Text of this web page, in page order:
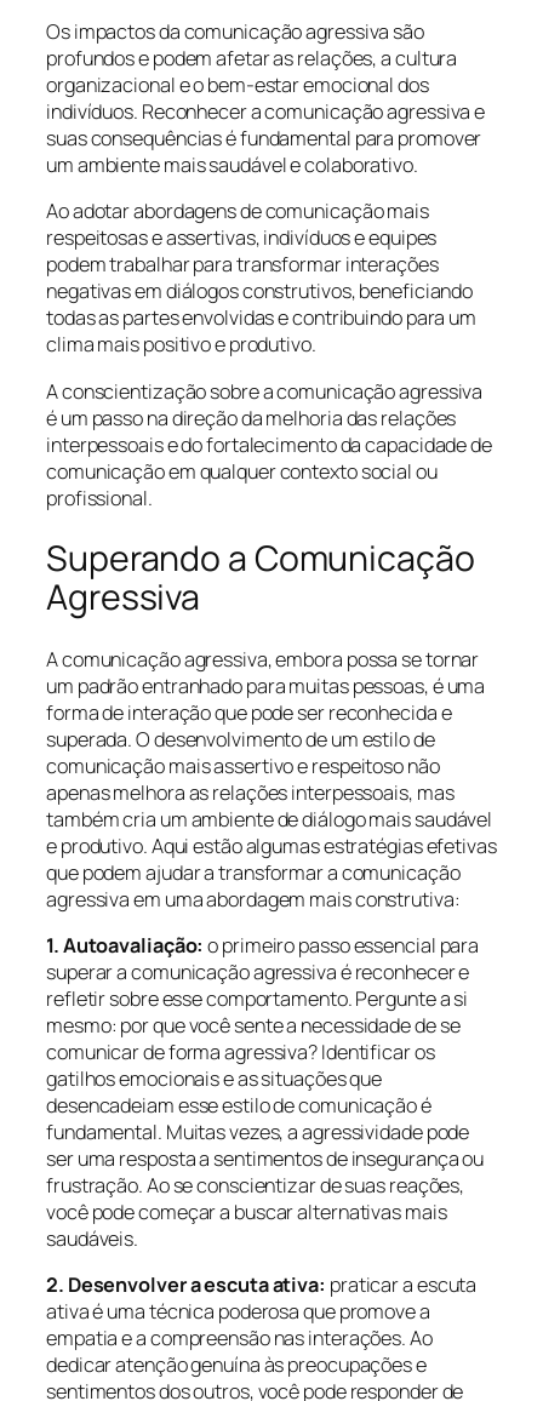
Os impactos da comunicação agressiva são
profundos e podem afetar as relações, a cultura
organizacional e o bem-estar emocional dos
indivíduos. Reconhecer a comunicação agressiva e
suas consequências é fundamental para promover
um ambiente mais saudável e colaborativo.
Ao adotar abordagens de comunicação mais
respeitosas e assertivas, indivíduos e equipes
podem trabalhar para transformar interações
negativas em diálogos construtivos, beneficiando
todas as partes envolvidas e contribuindo para um
clima mais positivo e produtivo.
A conscientização sobre a comunicação agressiva
é um passo na direção da melhoria das relações
interpessoais e do fortalecimento da capacidade de
comunicação em qualquer contexto social ou
profissional.
Superando a Comunicação
Agressiva
A comunicação agressiva, embora possa se tornar
um padrão entranhado para muitas pessoas, é uma
forma de interação que pode ser reconhecida e
superada. O desenvolvimento de um estilo de
comunicação mais assertivo e respeitoso não
apenas melhora as relações interpessoais, mas
também cria um ambiente de diálogo mais saudável
e produtivo. Aqui estão algumas estratégias efetivas
que podem ajudar a transformar a comunicação
agressiva em uma abordagem mais construtiva:
1. Autoavaliação: o primeiro passo essencial para
superar a comunicação agressiva é reconhecer e
refletir sobre esse comportamento. Pergunte a si
mesmo: por que você sente a necessidade de se
comunicar de forma agressiva? Identificar os
gatilhos emocionais e as situações que
desencadeiam esse estilo de comunicação é
fundamental. Muitas vezes, a agressividade pode
ser uma resposta a sentimentos de insegurança ou
frustração. Ao se conscientizar de suas reações,
você pode começar a buscar alternativas mais
saudáveis.
2. Desenvolver a escuta ativa: praticar a escuta
ativa é uma técnica poderosa que promove a
empatia e a compreensão nas interações. Ao
dedicar atenção genuína às preocupações e
sentimentos dos outros, você pode responder de